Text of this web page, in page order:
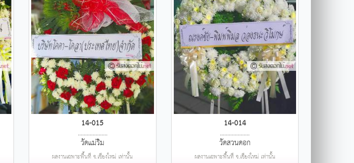
14-015
....................
วัดแม่ริม
ผลงานเฉพาะพื้นที่ จ.เชียงใหม่ เท่านั้น
14-014
....................
วัดสวนดอก
ผลงานเฉพาะพื้นที่ จ.เชียงใหม่ เท่านั้น